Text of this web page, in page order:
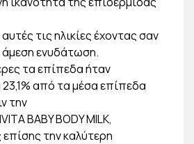
τις ηλικίες έχοντας σαν
ενυδάτωση.
τα επίπεδα ήταν
από τα μέσα επίπεδα
την
BABY BODY MILK,
την καλύτερη